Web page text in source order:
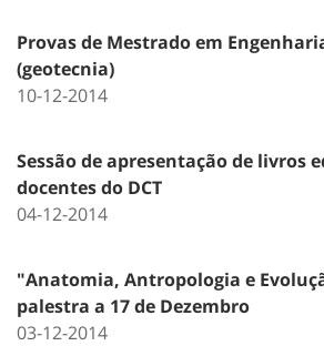
Provas de Mestrado em
(geotecnia)
10-12-2014
Sessão de apresentação de livros
docentes do DCT
04-12-2014
"Anatomia, Antropologia e
palestra a 17 de Dezembro
03-12-2014